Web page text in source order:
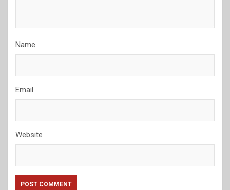
Name
Email
Website